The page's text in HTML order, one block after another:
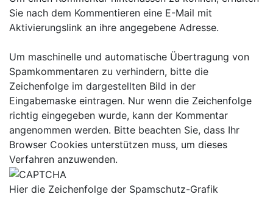
Sie nach dem Kommentieren eine E-Mail mit
Aktivierungslink an ihre angegebene Adresse.
Um maschinelle und automatische Übertragung von
Spamkommentaren zu verhindern, bitte die
Zeichenfolge im dargestellten Bild in der
Eingabemaske eintragen. Nur wenn die Zeichenfolge
richtig eingegeben wurde, kann der Kommentar
angenommen werden. Bitte beachten Sie, dass Ihr
Browser Cookies unterstützen muss, um dieses
Verfahren anzuwenden.
Hier die Zeichenfolge der Spamschutz-Grafik